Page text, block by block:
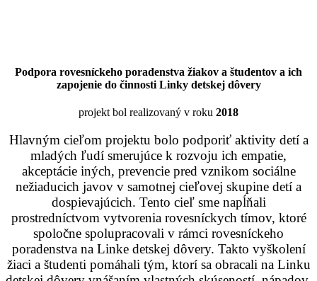
Podpora rovesníckeho poradenstva žiakov a študentov a ich
zapojenie do činnosti Linky detskej dôvery
projekt bol realizovaný v roku 2018
Hlavným cieľom projektu bolo podporiť aktivity detí a
mladých ľudí smerujúce k rozvoju ich empatie,
akceptácie iných, prevencie pred vznikom sociálne
nežiaducich javov v samotnej cieľovej skupine detí a
dospievajúcich. Tento cieľ sme napĺňali
prostredníctvom vytvorenia rovesníckych tímov, ktoré
spoločne spolupracovali v rámci rovesníckeho
poradenstva na Linke detskej dôvery. Takto vyškolení
žiaci a študenti pomáhali tým, ktorí sa obracali na Linku